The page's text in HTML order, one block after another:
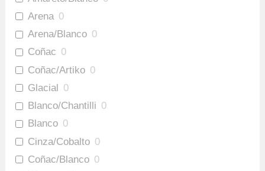
Arena 0
Arena/Blanco 0
Coñac 0
Coñac/Artiko 0
Glacial 0
Blanco/Chantilli 0
Blanco 0
Cinza/Cobalto 0
Coñac/Blanco 0